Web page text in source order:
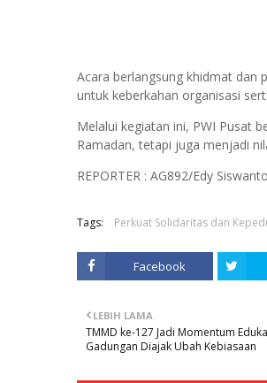
Acara berlangsung khidmat dan
untuk keberkahan organisasi
Melalui kegiatan ini, PWI Pusat
Ramadan, tetapi juga menjadi
REPORTER : AG892/Edy Siswanto
Tags: Perkuat Solidaritas dan
Facebook
LEBIH LAMA
TMMD ke-127 Jadi Momentum
Gadungan Diajak Ubah Kebiasaan